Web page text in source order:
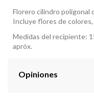
Florero cilindro poligonal
Incluye flores de
Medidas del recipiente:
apróx.
Opiniones